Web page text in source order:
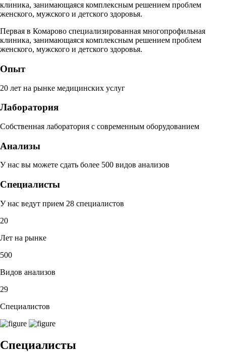
клиника, занимающаяся комплексным решением проблем
женского, мужского и детского здоровья.
Первая в Комарово специализированная многопрофильная
клиника, занимающаяся комплексным решением проблем
женского, мужского и детского здоровья.
Опыт
20 лет на рынке медицинских услуг
Лаборатория
Собственная лаборатория с современным оборудованием
Анализы
У нас вы можете сдать более 500 видов анализов
Специалисты
У нас ведут прием 28 специалистов
20
Лет на рынке
500
Видов анализов
29
Специалистов
Специалисты